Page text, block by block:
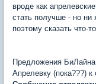
вроде как
стать получше - но
поэтому сказать что-
Предложения
Апрелевку (пока???)